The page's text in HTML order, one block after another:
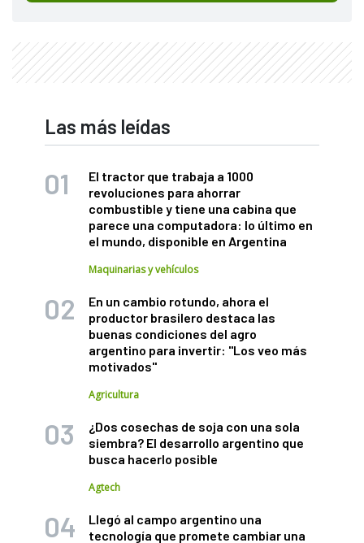
Las más leídas
El tractor que trabaja a 1000
revoluciones para ahorrar
combustible y tiene una cabina que
parece una computadora: lo último en
el mundo, disponible en Argentina
Maquinarias y vehículos
En un cambio rotundo, ahora el
productor brasilero destaca las
buenas condiciones del agro
argentino para invertir: "Los veo más
motivados"
Agricultura
¿Dos cosechas de soja con una sola
siembra? El desarrollo argentino que
busca hacerlo posible
Agtech
Llegó al campo argentino una
tecnología que promete cambiar una